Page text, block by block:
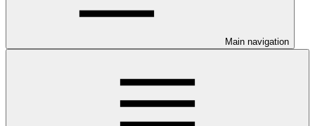
Main navigation